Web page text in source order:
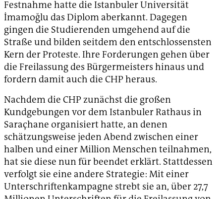
Festnahme hatte die Istanbuler Universität
İmamoğlu das Diplom aberkannt. Dagegen
gingen die Studierenden umgehend auf die
Straße und bilden seitdem den entschlossensten
Kern der Proteste. Ihre Forderungen gehen über
die Freilassung des Bürgermeisters hinaus und
fordern damit auch die CHP heraus.
Nachdem die CHP zunächst die großen
Kundgebungen vor dem Istanbuler Rathaus in
Saraçhane organisiert hatte, an denen
schätzungsweise jeden Abend zwischen einer
halben und einer Million Menschen teilnahmen,
hat sie diese nun für beendet erklärt. Stattdessen
verfolgt sie eine andere Strategie: Mit einer
Unterschriftenkampagne strebt sie an, über 27,7